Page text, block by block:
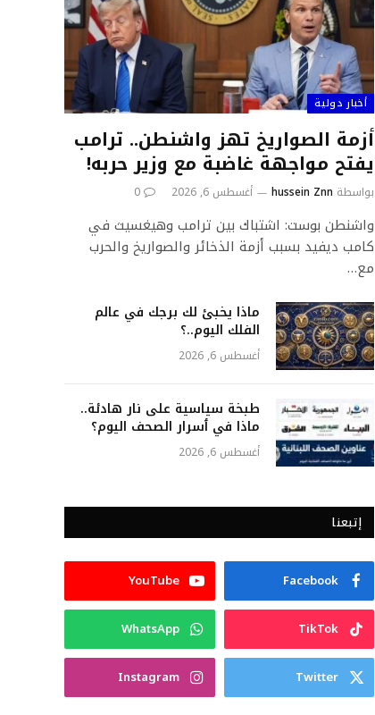
أخبار دولية
أزمة الصواريخ تهز واشنطن.. ترامب
يفتح مواجهة غاضبة مع وزير حربه!
بواسطة hussein Znn أغسطس 6, 2026 0
واشنطن بوست: اشتباك بين ترامب وهيغسيث في
كامب ديفيد بسبب أزمة الذخائر والصواريخ والحرب
مع…
ماذا يخبئ لك برجك في عالم
الفلك اليوم..؟
أغسطس 6, 2026
طبخة سياسية على نار هادئة..
ماذا في ٲسرار الصحف اليوم؟
أغسطس 6, 2026
إتبعنا
Facebook
YouTube
TikTok
WhatsApp
Twitter
Instagram